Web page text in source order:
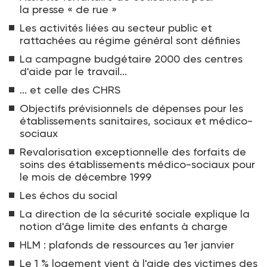
la presse « de rue »
Les activités liées au secteur public et
rattachées au régime général sont définies
La campagne budgétaire 2000 des centres
d'aide par le travail...
... et celle des CHRS
Objectifs prévisionnels de dépenses pour les
établissements sanitaires, sociaux et médico-
sociaux
Revalorisation exceptionnelle des forfaits de
soins des établissements médico-sociaux pour
le mois de décembre 1999
Les échos du social
La direction de la sécurité sociale explique la
notion d'âge limite des enfants à charge
HLM : plafonds de ressources au 1er janvier
Le 1 % logement vient à l'aide des victimes des